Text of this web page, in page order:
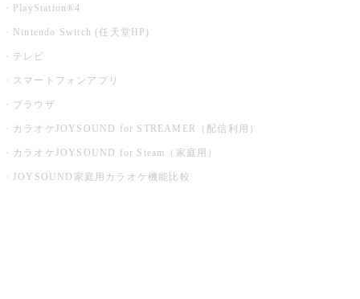
PlayStation®4
Nintendo Switch (任天堂HP)
テレビ
スマートフォンアプリ
ブラウザ
カラオケJOYSOUND for STREAMER（配信利用）
カラオケJOYSOUND for Steam（家庭用）
JOYSOUND家庭用カラオケ機能比較